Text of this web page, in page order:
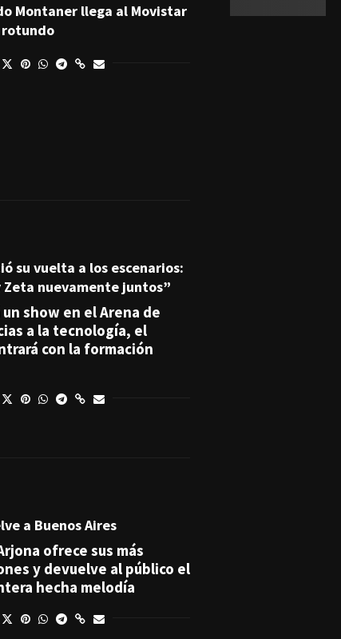
Montaner llega al Movistar
rotundo
su vuelta a los escenarios:
Zeta nuevamente juntos”
show en el Arena de
a la tecnología, el
con la formación
a Buenos Aires
ofrece sus más
y devuelve al público el
hecha melodía